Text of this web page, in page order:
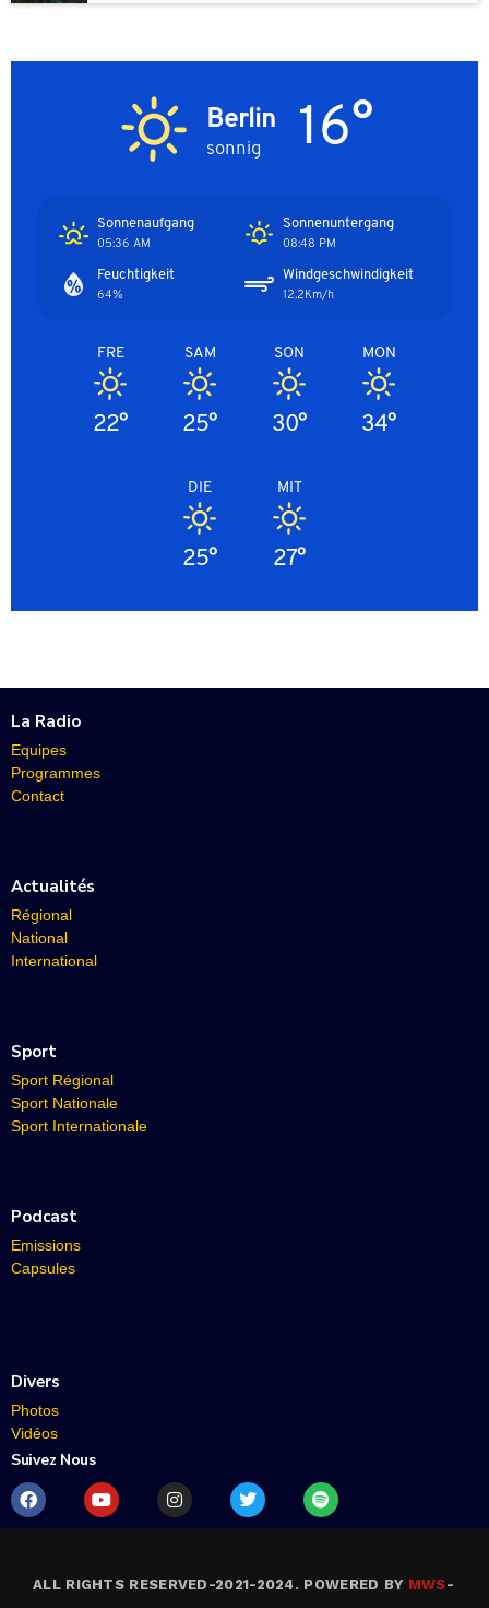
Berlin
sonnig 16°
Sonnenaufgang
05:36 AM
Sonnenuntergang
08:48 PM
Feuchtigkeit
64%
Windgeschwindigkeit
12.2Km/h
FRE
22°
SAM
25°
SON
30°
MON
34°
DIE
25°
MIT
27°
La Radio
Equipes
Programmes
Contact
Actualités
Régional
National
International
Sport
Sport Régional
Sport Nationale
Sport Internationale
Podcast
Emissions
Capsules
Divers
Photos
Vidéos
Suivez Nous
ALL RIGHTS RESERVED-2021-2024. POWERED BY MWS-